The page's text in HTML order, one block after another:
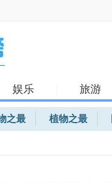
娱乐 旅游
之最 植物之最